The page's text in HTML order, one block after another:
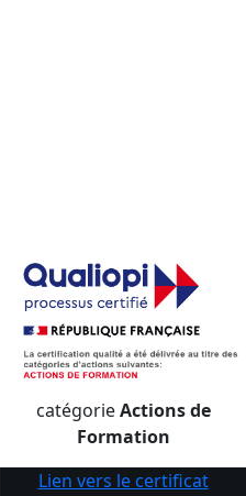
catégorieActions de
Formation
Lien vers le certificat